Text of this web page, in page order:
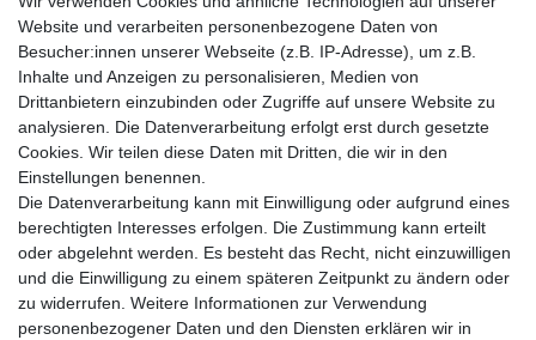
Newsletter
E-MAIL **
Einwilligung kann ich jederzeit widerrufen.**
Abonnieren
Website und verarbeiten personenbezogene Daten von
Besucher:innen unserer Webseite (z.B. IP-Adresse), um z.B.
Inhalte und Anzeigen zu personalisieren, Medien von
Drittanbietern einzubinden oder Zugriffe auf unsere Website zu
analysieren. Die Datenverarbeitung erfolgt erst durch gesetzte
Cookies. Wir teilen diese Daten mit Dritten, die wir in den
Einstellungen benennen.
Die Datenverarbeitung kann mit Einwilligung oder aufgrund eines
berechtigten Interesses erfolgen. Die Zustimmung kann erteilt
oder abgelehnt werden. Es besteht das Recht, nicht einzuwilligen
und die Einwilligung zu einem späteren Zeitpunkt zu ändern oder
zu widerrufen. Weitere Informationen zur Verwendung
personenbezogener Daten und den Diensten erklären wir in